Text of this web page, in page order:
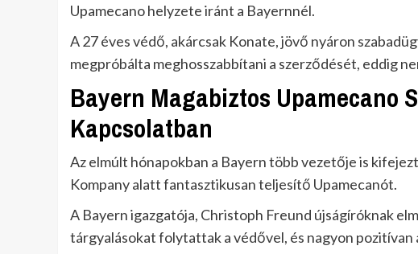
Upamecano helyzete iránt a Bayernnél.
A 27 éves védő, akárcsak Konate, jövő nyáron
megpróbálta meghosszabbítani a szerződését, eddig
Bayern Magabiztos Upamecano
Kapcsolatban
Az elmúlt hónapokban a Bayern több vezetője is
Kompany alatt fantasztikusan teljesítő Upamecanót.
A Bayern igazgatója, Christoph Freund újságíróknak
tárgyalásokat folytattak a védővel, és nagyon pozitívan